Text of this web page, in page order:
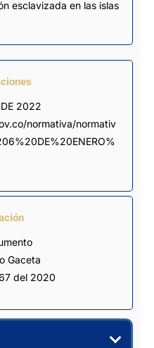
esclavizada en las islas
2022
normativa/normativ
Gaceta
del 2020